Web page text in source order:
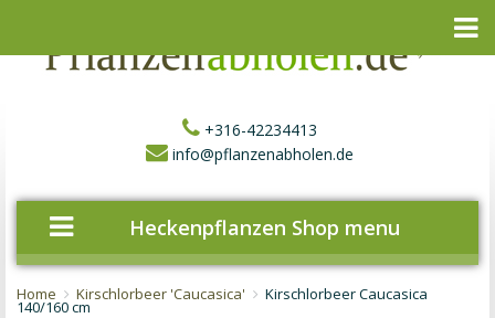
+316-42234413
info@pflanzenabholen.de
Heckenpflanzen Shop menu
Home Kirschlorbeer 'Caucasica' Kirschlorbeer Caucasica
140/160 cm